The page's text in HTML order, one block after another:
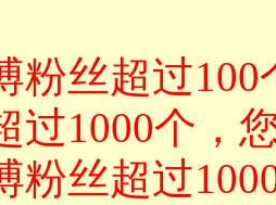
粉丝超过
过1000个，
粉丝超过